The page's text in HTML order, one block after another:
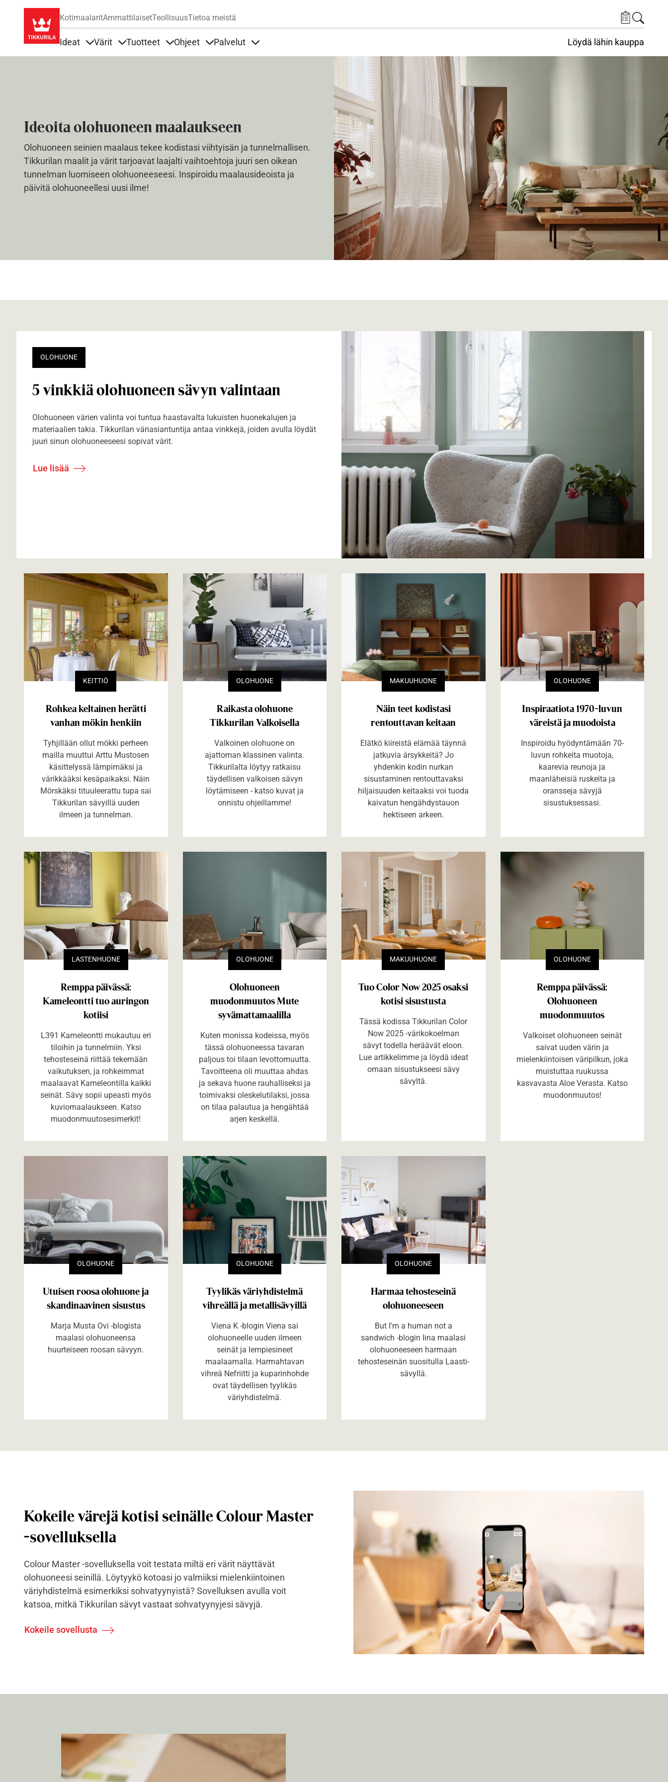
KotimaalaritAmmattilaisetTeollisuusTietoa meistä
Ideat Värit Tuotteet Ohjeet Palvelut Löydä lähin kauppa
Ideoita olohuoneen maalaukseen
Olohuoneen seinien maalaus tekee kodistasi viihtyisän ja tunnelmallisen.
Tikkurilan maalit ja värit tarjoavat laajalti vaihtoehtoja juuri sen oikean
tunnelman luomiseen olohuoneeseesi. Inspiroidu maalausideoista ja
päivitä olohuoneellesi uusi ilme!
5 vinkkiä olohuoneen sävyn valintaan
OLOHUONE
Olohuoneen värien valinta voi tuntua haastavalta lukuisten huonekalujen ja
materiaalien takia. Tikkurilan väriasiantuntija antaa vinkkejä, joiden avulla löydät
juuri sinun olohuoneeseesi sopivat värit.
Lue lisää
Rohkea keltainen herätti
vanhan mökin henkiin
KEITTIÖ
Tyhjillään ollut mökki perheen
mailla muuttui Arttu Mustosen
käsittelyssä lämpimäksi ja
värikkääksi kesäpaikaksi. Näin
Mörskäksi tituuleerattu tupa sai
Tikkurilan sävyillä uuden
ilmeen ja tunnelman.
Raikasta olohuone
Tikkurilan Valkoisella
OLOHUONE
Valkoinen olohuone on
ajattoman klassinen valinta.
Tikkurilalta löytyy ratkaisu
täydellisen valkoisen sävyn
löytämiseen - katso kuvat ja
onnistu ohjeillamme!
Näin teet kodistasi
rentouttavan keitaan
MAKUUHUONE
Elätkö kiireistä elämää täynnä
jatkuvia ärsykkeitä? Jo
yhdenkin kodin nurkan
sisustaminen rentouttavaksi
hiljaisuuden keitaaksi voi tuoda
kaivatun hengähdystauon
hektiseen arkeen.
Inspiraatiota 1970-luvun
väreistä ja muodoista
OLOHUONE
Inspiroidu hyödyntämään 70-
luvun rohkeita muotoja,
kaarevia reunoja ja
maanläheisiä ruskeita ja
oransseja sävyjä
sisustuksessasi.
Remppa päivässä:
Kameleontti tuo auringon
kotiisi
LASTENHUONE
L391 Kameleontti mukautuu eri
tiloihin ja tunnelmiin. Yksi
tehosteseinä riittää tekemään
vaikutuksen, ja rohkeimmat
maalaavat Kameleontilla kaikki
seinät. Sävy sopii upeasti myös
kuviomaalaukseen. Katso
muodonmuutosesimerkit!
Olohuoneen
muodonmuutos Mute
syvämattamaalilla
OLOHUONE
Kuten monissa kodeissa, myös
tässä olohuoneessa tavaran
paljous toi tilaan levottomuutta.
Tavoitteena oli muuttaa ahdas
ja sekava huone rauhalliseksi ja
toimivaksi oleskelutilaksi, jossa
on tilaa palautua ja hengähtää
arjen keskellä.
Tuo Color Now 2025 osaksi
kotisi sisustusta
MAKUUHUONE
Tässä kodissa Tikkurilan Color
Now 2025 -värikokoelman
sävyt todella heräävät eloon.
Lue artikkelimme ja löydä ideat
omaan sisustukseesi sävy
sävyltä.
Remppa päivässä:
Olohuoneen
muodonmuutos
OLOHUONE
Valkoiset olohuoneen seinät
saivat uuden värin ja
mielenkiintoisen väripilkun, joka
muistuttaa ruukussa
kasvavasta Aloe Verasta. Katso
muodonmuutos!
Utuisen roosa olohuone ja
skandinaavinen sisustus
OLOHUONE
Marja Musta Ovi -blogista
maalasi olohuoneensa
huurteiseen roosan sävyyn.
Tyylikäs väriyhdistelmä
vihreällä ja metallisävyillä
OLOHUONE
Viena K -blogin Viena sai
olohuoneelle uuden ilmeen
seinät ja lempiesineet
maalaamalla. Harmahtavan
vihreä Nefriitti ja kuparinhohde
ovat täydellisen tyylikäs
väriyhdistelmä.
Harmaa tehosteseinä
olohuoneeseen
OLOHUONE
But I'm a human not a
sandwich -blogin Iina maalasi
olohuoneeseen harmaan
tehosteseinän suositulla Laasti-
sävyllä.
Kokeile värejä kotisi seinälle Colour Master
-sovelluksella
Colour Master -sovelluksella voit testata miltä eri värit näyttävät
olohuoneesi seinillä. Löytyykö kotoasi jo valmiiksi mielenkiintoinen
väriyhdistelmä esimerkiksi sohvatyynyistä? Sovelluksen avulla voit
katsoa, mitkä Tikkurilan sävyt vastaat sohvatyynyjesi sävyjä.
Kokeile sovellusta